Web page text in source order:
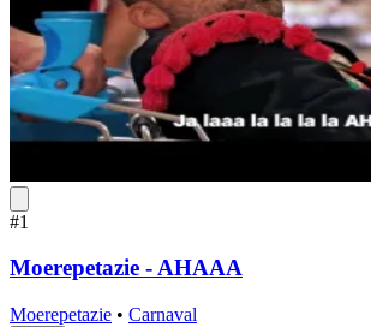
#1
Moerepetazie - AHAAA
Moerepetazie • Carnaval